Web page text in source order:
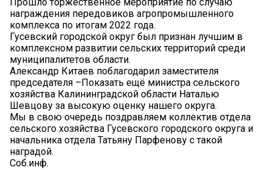
Прошло торжественное мероприятие по случаю
награждения передовиков агропромышленного
комплекса по итогам 2022 года.
Гусевский городской округ был признан лучшим в
комплексном развитии сельских территорий среди
муниципалитетов области.
Александр Китаев поблагодарил заместителя
председателя –Показать ещё министра сельского
хозяйства Калининградской области Наталью
Шевцову за высокую оценку нашего округа.
Мы в свою очередь поздравляем коллектив отдела
сельского хозяйства Гусевского городского округа и
начальника отдела Татьяну Парфенову с такой
наградой.
Соб.инф.